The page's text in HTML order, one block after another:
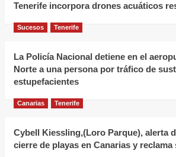
Tenerife incorpora drones acuáticos
Sucesos Tenerife
La Policía Nacional detiene en el
Norte a una persona por tráfico de
estupefacientes
Canarias Tenerife
Cybell Kiessling,(Loro Parque), alerta
cierre de playas en Canarias y